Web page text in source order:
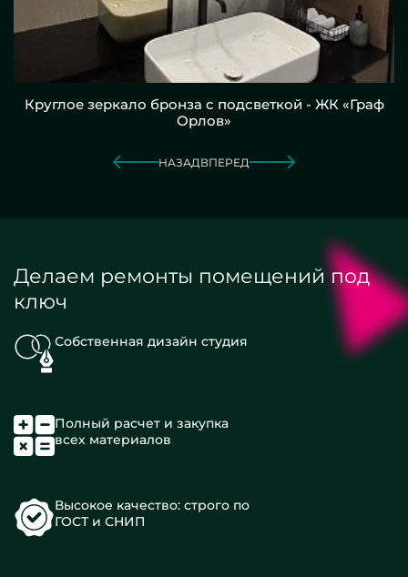
Круглое зеркало бронза с подсветкой - ЖК «Граф
Орлов»
НАЗАД ВПЕРЕД
Делаем ремонты помещений под
ключ
Собственная дизайн студия
Полный расчет и закупка
всех материалов
Высокое качество: строго по
ГОСТ и СНИП